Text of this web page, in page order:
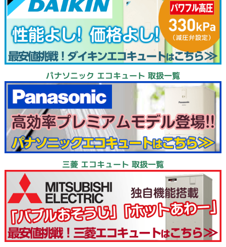
パナソニック エコキュート 取扱一覧
三菱 エコキュート 取扱一覧